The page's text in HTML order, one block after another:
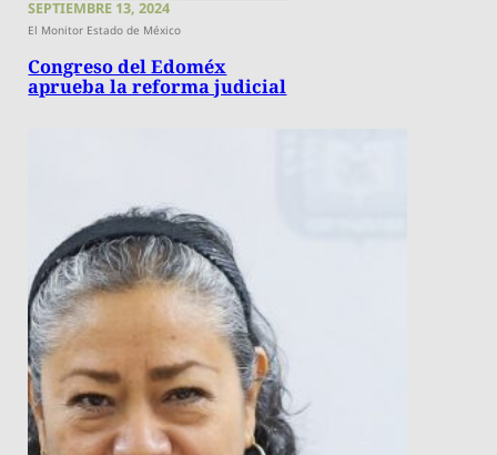
SEPTIEMBRE 13, 2024
El Monitor Estado de México
Congreso del Edoméx
aprueba la reforma judicial